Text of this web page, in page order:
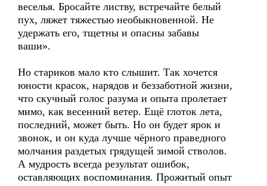
веселья. Бросайте листву, встречайте белый
пух, ляжет тяжестью необыкновенной. Не
удержать его, тщетны и опасны забавы
ваши».
Но стариков мало кто слышит. Так хочется
юности красок, нарядов и беззаботной жизни,
что скучный голос разума и опыта пролетает
мимо, как весенний ветер. Ещё глоток лета,
последний, может быть. Но он будет ярок и
звонок, и он куда лучше чёрного праведного
молчания раздетых грядущей зимой стволов.
А мудрость всегда результат ошибок,
оставляющих воспоминания. Прожитый опыт